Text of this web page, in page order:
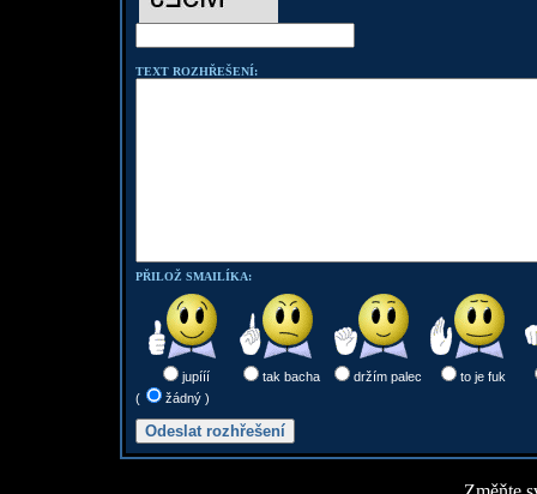
TEXT ROZHŘEŠENÍ:
PŘILOŽ SMAILÍKA:
jupííí tak bacha držím palec
to je fuk
(
žádný )